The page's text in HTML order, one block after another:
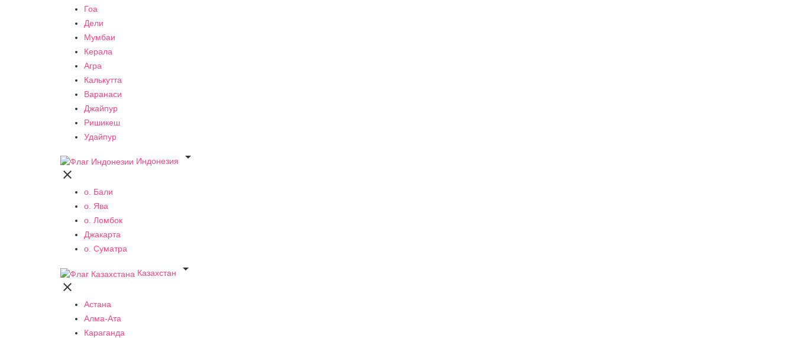
Гоа
Дели
Мумбаи
Керала
Агра
Калькутта
Варанаси
Джайпур
Ришикеш
Удайпур
Индонезия


о. Бали
о. Ява
о. Ломбок
Джакарта
о. Суматра
Казахстан


Астана
Алма-Ата
Караганда